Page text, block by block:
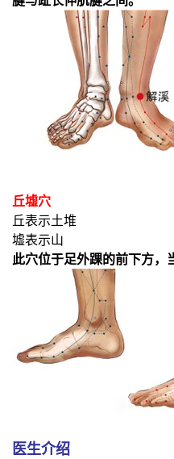
丘墟穴
丘表示土堆
墟表示山
此穴位于足外踝的前下方，
医生介绍